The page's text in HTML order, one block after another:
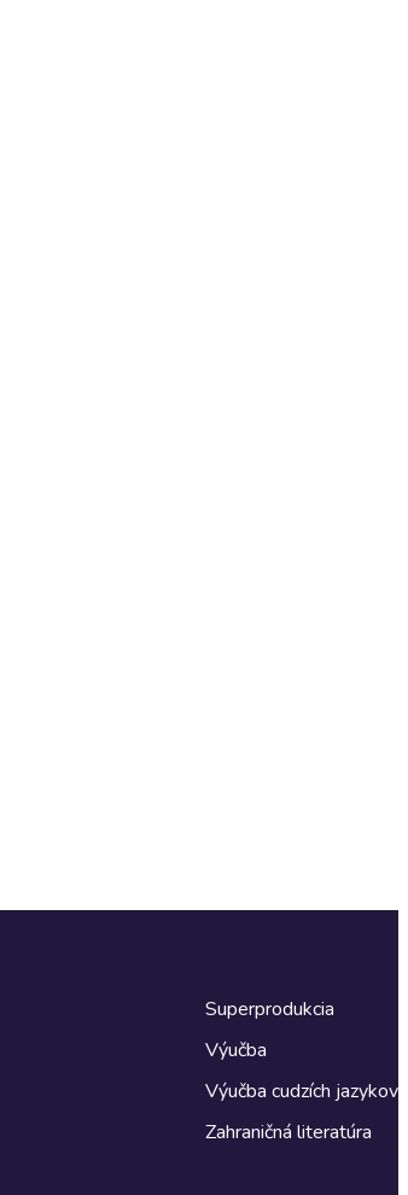
Superprodukcia
Výučba
Výučba cudzích jazykov
Zahraničná literatúra